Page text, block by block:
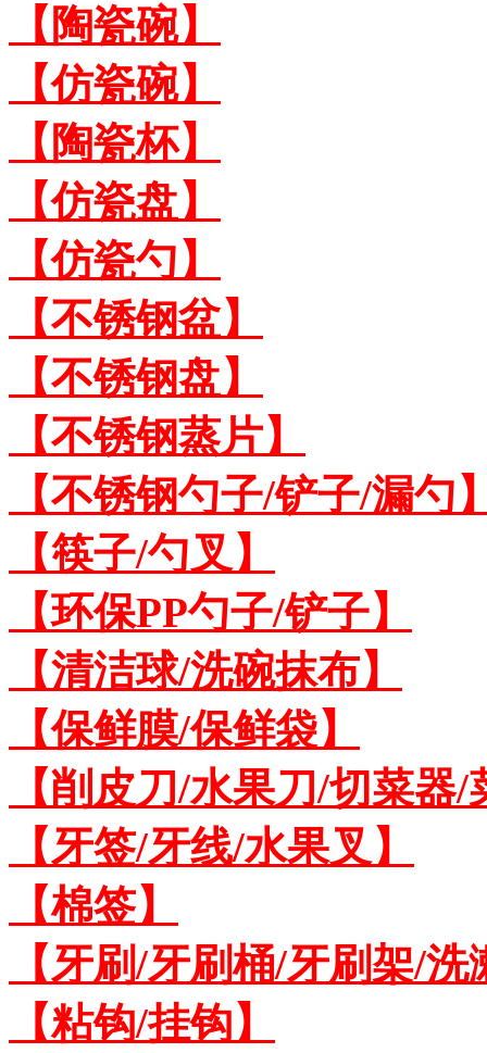
【陶瓷碗】
【仿瓷碗】
【陶瓷杯】
【仿瓷盘】
【仿瓷勺】
【不锈钢盆】
【不锈钢盘】
【不锈钢蒸片】
【不锈钢勺子/铲子/漏勺
【筷子/勺叉】
【环保PP勺子/铲子】
【清洁球/洗碗抹布】
【保鲜膜/保鲜袋】
【削皮刀/水果刀/切菜器
【牙签/牙线/水果叉】
【棉签】
【牙刷/牙刷桶/牙刷架/洗
【粘钩/挂钩】